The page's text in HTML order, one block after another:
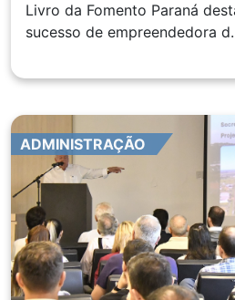
Livro da Fomento Paraná
sucesso de empreendedora
ADMINISTRAÇÃO